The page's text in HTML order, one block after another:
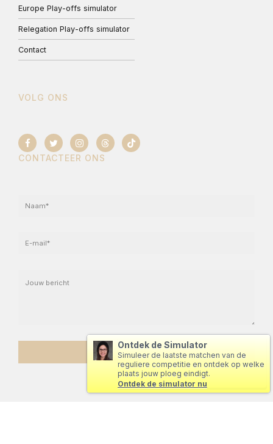
Europe Play-offs simulator
Relegation Play-offs simulator
Contact
VOLG ONS
CONTACTEER ONS
Ontdek de Simulator
Simuleer de laatste matchen van de
reguliere competitie en ontdek op welke
plaats jouw ploeg eindigt.
Ontdek de simulator nu